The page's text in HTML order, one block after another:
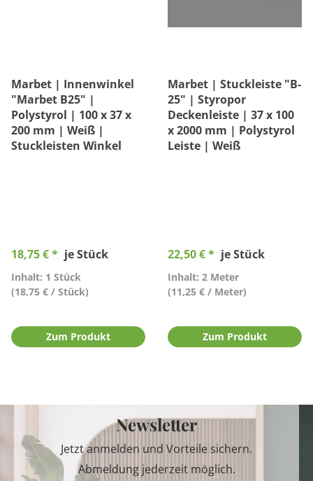
Marbet | Innenwinkel
"Marbet B25" |
Polystyrol | 100 x 37 x
200 mm | Weiß |
Stuckleisten Winkel
18,75 € * je Stück
Inhalt: 1 Stück
(18,75 € / Stück)
Zum Produkt
Marbet | Stuckleiste "B-
25" | Styropor
Deckenleiste | 37 x 100
x 2000 mm | Polystyrol
Leiste | Weiß
22,50 € * je Stück
Inhalt: 2 Meter
(11,25 € / Meter)
Zum Produkt
Newsletter
Jetzt anmelden und Vorteile sichern.
Abmeldung jederzeit möglich.